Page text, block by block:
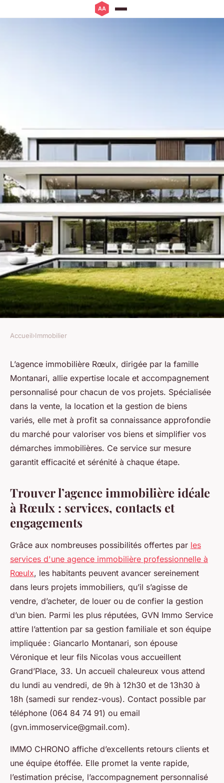
Les atouts de l'agence
immobilière rœulx pour vos
projets
Rayan• 21 juillet 2025•5 min de lecture
Accueil›Immobilier
L’agence immobilière Rœulx, dirigée par la famille
Montanari, allie expertise locale et accompagnement
personnalisé pour chacun de vos projets. Spécialisée
dans la vente, la location et la gestion de biens
variés, elle met à profit sa connaissance approfondie
du marché pour valoriser vos biens et simplifier vos
démarches immobilières. Ce service sur mesure
garantit efficacité et sérénité à chaque étape.
Trouver l’agence immobilière idéale
à Rœulx : services, contacts et
engagements
Grâce aux nombreuses possibilités offertes par les
services d'une agence immobilière professionnelle à
Rœulx, les habitants peuvent avancer sereinement
dans leurs projets immobiliers, qu’il s’agisse de
vendre, d’acheter, de louer ou de confier la gestion
d’un bien. Parmi les plus réputées, GVN Immo Service
attire l’attention par sa gestion familiale et son équipe
impliquée : Giancarlo Montanari, son épouse
Véronique et leur fils Nicolas vous accueillent
Grand’Place, 33. Un accueil chaleureux vous attend
du lundi au vendredi, de 9h à 12h30 et de 13h30 à
18h (samedi sur rendez-vous). Contact possible par
téléphone (064 84 74 91) ou email
(gvn.immoservice@gmail.com).
IMMO CHRONO affiche d’excellents retours clients et
une équipe étoffée. Elle promet la vente rapide,
l’estimation précise, l’accompagnement personnalisé